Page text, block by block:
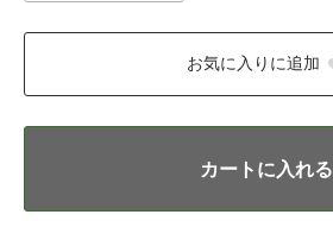
お気に入りに追加
カートに入れる